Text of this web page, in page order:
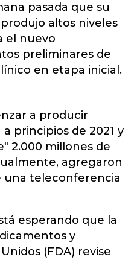
pasada que su
altos niveles
el nuevo
preliminares de
en etapa inicial.
a producir
principios de 2021 y
2.000 millones de
agregaron
una teleconferencia
esperando que la
y
(FDA) revise